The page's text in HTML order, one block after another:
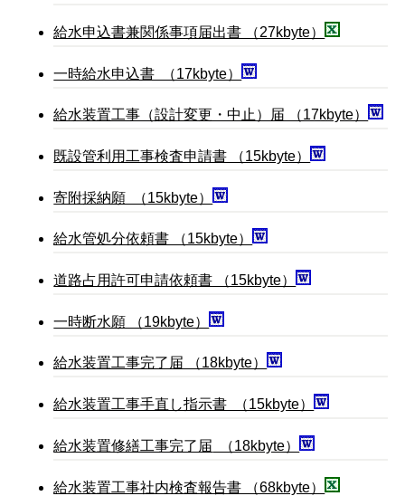
給水申込書兼関係事項届出書 （27kbyte）
一時給水申込書 （17kbyte）
給水装置工事（設計変更・中止）届 （17kbyte）
既設管利用工事検査申請書 （15kbyte）
寄附採納願 （15kbyte）
給水管処分依頼書 （15kbyte）
道路占用許可申請依頼書 （15kbyte）
一時断水願 （19kbyte）
給水装置工事完了届 （18kbyte）
給水装置工事手直し指示書 （15kbyte）
給水装置修繕工事完了届 （18kbyte）
給水装置工事社内検査報告書 （68kbyte）